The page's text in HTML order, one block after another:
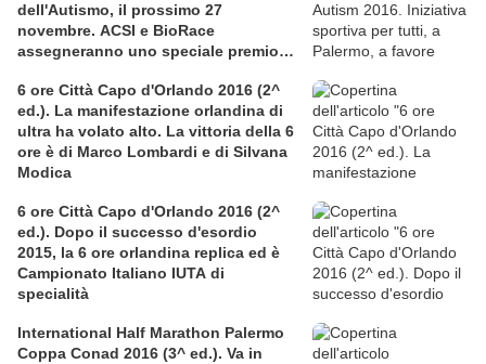
dell'Autismo, il prossimo 27
novembre. ACSI e BioRace
assegneranno uno speciale premio
6 ore Città Capo d'Orlando 2016 (2^
ed.). La manifestazione orlandina di
ultra ha volato alto. La vittoria della 6
ore è di Marco Lombardi e di Silvana
Modica
6 ore Città Capo d'Orlando 2016 (2^
ed.). Dopo il successo d'esordio
2015, la 6 ore orlandina replica ed è
Campionato Italiano IUTA di
specialità
International Half Marathon Palermo
Coppa Conad 2016 (3^ ed.). Va in